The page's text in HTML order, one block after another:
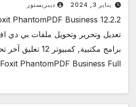
يناير 3, 2024 ديبريستور
Foxit PhantomPDF Business Full…